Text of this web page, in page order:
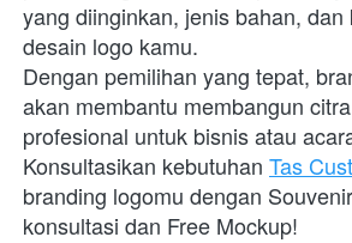
yang diinginkan, jenis bahan, dan
desain logo kamu.
Dengan pemilihan yang tepat,
akan membantu membangun
profesional untuk bisnis atau
Konsultasikan kebutuhan Tas
branding logomu dengan
konsultasi dan Free Mockup!